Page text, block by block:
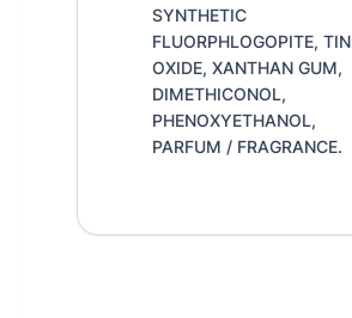
SYNTHETIC
FLUORPHLOGOPITE, TIN
OXIDE, XANTHAN GUM,
DIMETHICONOL,
PHENOXYETHANOL,
PARFUM / FRAGRANCE.